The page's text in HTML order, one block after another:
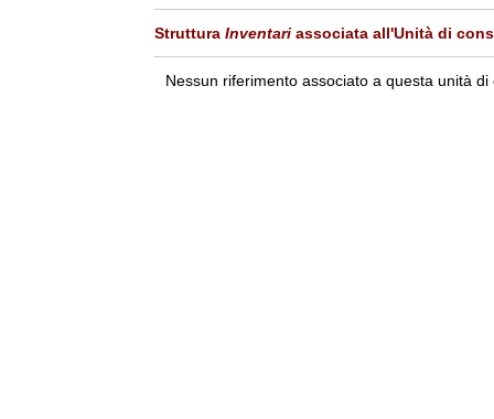
Struttura Inventari associata all'Unità di
Nessun riferimento associato a questa unità